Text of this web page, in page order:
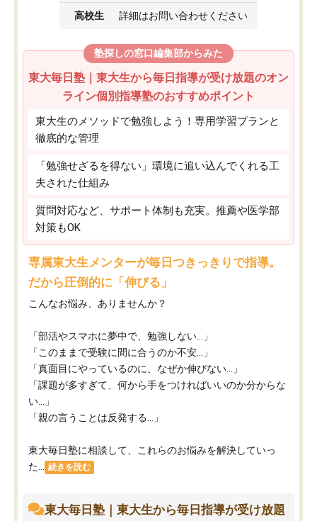
高校生 詳細はお問い合わせください
塾探しの窓口編集部からみた
東大毎日塾｜東大生から毎日指導が受け放題のオン
ライン個別指導塾のおすすめポイント
東大生のメソッドで勉強しよう！専用学習プランと
徹底的な管理
「勉強せざるを得ない」環境に追い込んでくれる工
夫された仕組み
質問対応など、サポート体制も充実。推薦や医学部
対策もOK
専属東大生メンターが毎日つきっきりで指導。
だから圧倒的に「伸びる」
こんなお悩み、ありませんか？
「部活やスマホに夢中で、勉強しない…」
「このままで受験に間に合うのか不安…」
「真面目にやっているのに、なぜか伸びない…」
「課題が多すぎて、何から手をつければいいのか分からな
い…」
「親の言うことは反発する…」
東大毎日塾に相談して、これらのお悩みを解決していっ
た...
続きを読む
東大毎日塾｜東大生から毎日指導が受け放題